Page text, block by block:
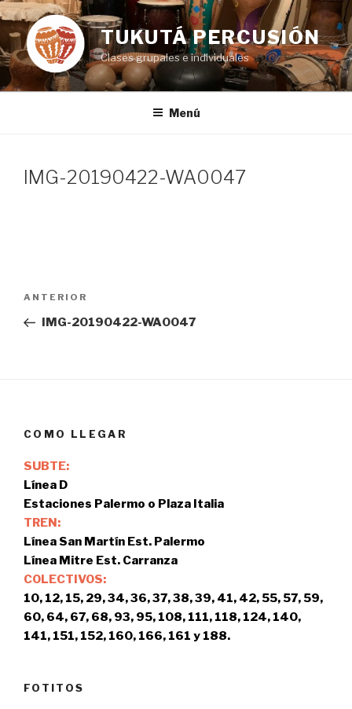
Ir
contenido
TUKUTÁ PERCUSIÓN
Clases grupales e individuales
Menú
IMG-20190422-WA0047
entradas
Entrada
anterior:
ANTERIOR
IMG-20190422-WA0047
COMO LLEGAR
SUBTE:
Línea D
Estaciones Palermo o Plaza Italia
TREN:
Línea San Martín Est. Palermo
Línea Mitre Est. Carranza
COLECTIVOS:
10, 12, 15, 29, 34, 36, 37, 38, 39, 41, 42, 55, 57, 59,
60, 64, 67, 68, 93, 95, 108, 111, 118, 124, 140,
141, 151, 152, 160, 166, 161 y 188.
FOTITOS